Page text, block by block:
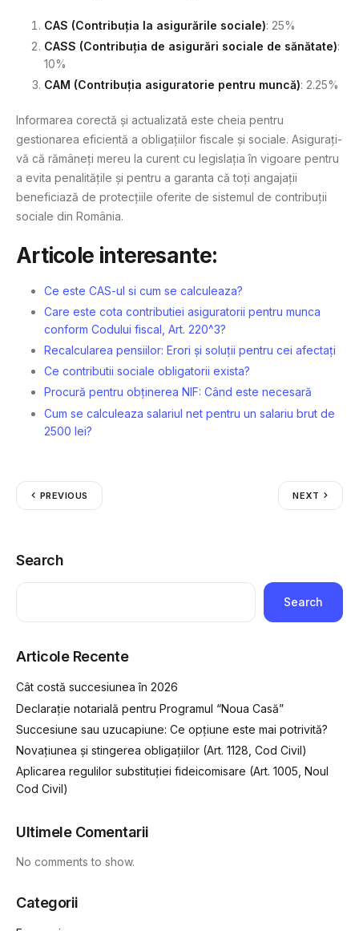
CAS (Contribuția la asigurările sociale): 25%
CASS (Contribuția de asigurări sociale de sănătate):
10%
CAM (Contribuția asiguratorie pentru muncă): 2.25%
Informarea corectă și actualizată este cheia pentru
gestionarea eficientă a obligațiilor fiscale și sociale. Asigurați-
vă că rămâneți mereu la curent cu legislația în vigoare pentru
a evita penalitățile și pentru a garanta că toți angajații
beneficiază de protecțiile oferite de sistemul de contribuții
sociale din România.
Articole interesante:
Ce este CAS-ul si cum se calculeaza?
Care este cota contributiei asiguratorii pentru munca
conform Codului fiscal, Art. 220^3?
Recalcularea pensiilor: Erori și soluții pentru cei afectați
Ce contributii sociale obligatorii exista?
Procură pentru obținerea NIF: Când este necesară
Cum se calculeaza salariul net pentru un salariu brut de
2500 lei?
PREVIOUS NEXT
Search
Search
Articole Recente
Cât costă succesiunea în 2026
Declarație notarială pentru Programul “Noua Casă”
Succesiune sau uzucapiune: Ce opțiune este mai potrivită?
Novațiunea și stingerea obligațiilor (Art. 1128, Cod Civil)
Aplicarea regulilor substituției fideicomisare (Art. 1005, Noul
Cod Civil)
Ultimele Comentarii
No comments to show.
Categorii